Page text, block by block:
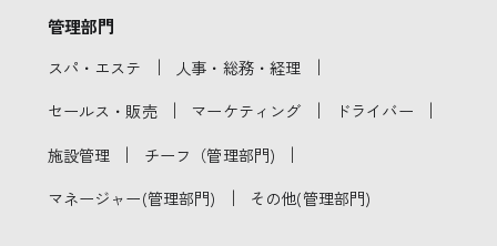
管理部門
スパ・エステ ｜ 人事・総務・経理 ｜
セールス・販売 ｜ マーケティング ｜ ドライバー ｜
施設管理 ｜ チーフ（管理部門) ｜
マネージャー(管理部門) ｜ その他(管理部門)